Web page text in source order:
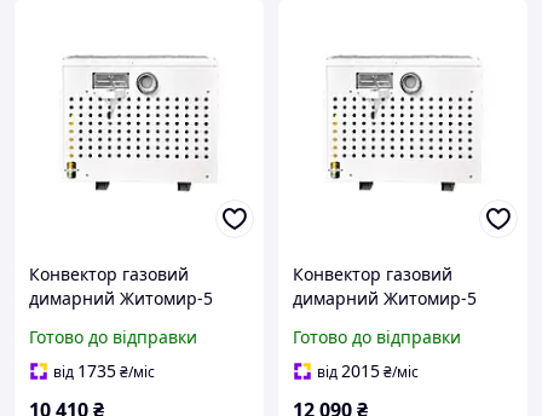
Конвектор газовий
димарний Житомир-5
(форсунки під балонний
газ)
Готово до відправки
від 1735₴/міс
10 410₴
Конвектор газовий
димарний Житомир-5
(форсунки під балонний
газ)
Готово до відправки
від2015₴/міс
12 090₴